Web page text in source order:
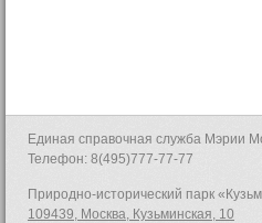
Единая справочная служба Мэрии
Телефон: 8(495)777-77-77
Природно-исторический парк
109439, Москва, Кузьминская, 10